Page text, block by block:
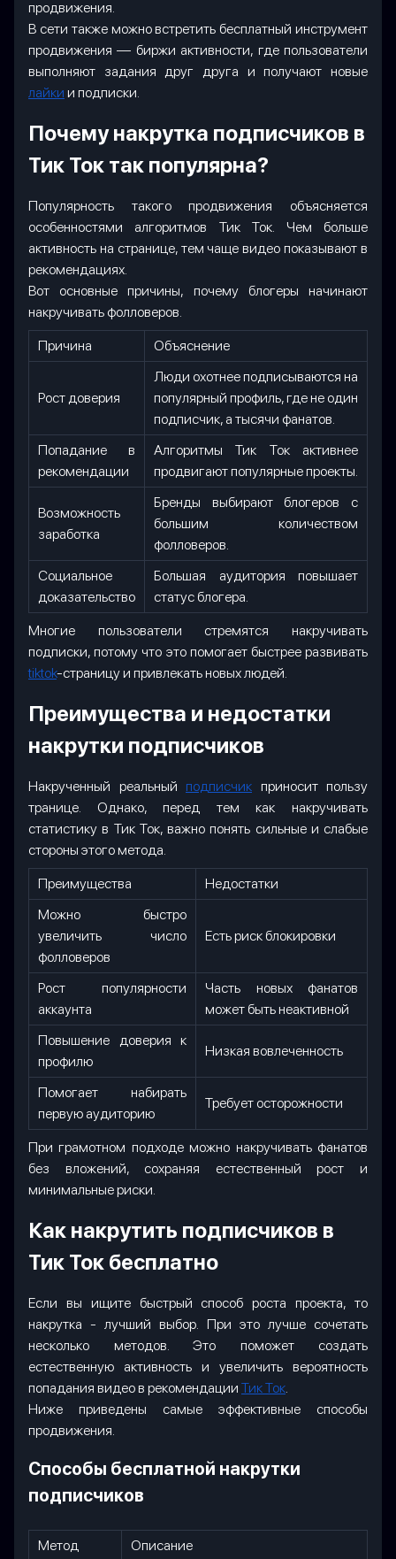
продвижения.
В сети также можно встретить бесплатный инструмент
продвижения — биржи активности, где пользователи
выполняют задания друг друга и получают новые
лайки и подписки.
Почему накрутка подписчиков в
Тик Ток так популярна?
Популярность такого продвижения объясняется
особенностями алгоритмов Тик Ток. Чем больше
активность на странице, тем чаще видео показывают в
рекомендациях.
Вот основные причины, почему блогеры начинают
накручивать фолловеров.
Причина
Объяснение
Рост доверия
Люди охотнее подписываются на
популярный профиль, где не один
подписчик, а тысячи фанатов.
Попадание в
рекомендации
Алгоритмы Тик Ток активнее
продвигают популярные проекты.
Возможность
заработка
Бренды выбирают блогеров с
большим количеством
фолловеров.
Социальное
доказательство
Большая аудитория повышает
статус блогера.
Многие пользователи стремятся накручивать
подписки, потому что это помогает быстрее развивать
tiktok-страницу и привлекать новых людей.
Преимущества и недостатки
накрутки подписчиков
Накрученный реальный подписчик приносит пользу
транице. Однако, перед тем как накручивать
статистику в Тик Ток, важно понять сильные и слабые
стороны этого метода.
Преимущества
Недостатки
Можно быстро
увеличить число
фолловеров
Есть риск блокировки
Рост популярности
аккаунта
Часть новых фанатов
может быть неактивной
Повышение доверия к
профилю
Низкая вовлеченность
Помогает набирать
первую аудиторию
Требует осторожности
При грамотном подходе можно накручивать фанатов
без вложений, сохраняя естественный рост и
минимальные риски.
Как накрутить подписчиков в
Тик Ток бесплатно
Если вы ищите быстрый способ роста проекта, то
накрутка - лучший выбор. При это лучше сочетать
несколько методов. Это поможет создать
естественную активность и увеличить вероятность
попадания видео в рекомендации Тик Ток.
Ниже приведены самые эффективные способы
продвижения.
Способы бесплатной накрутки
подписчиков
Метод Описание